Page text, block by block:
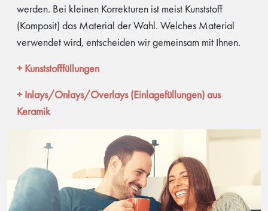
werden. Bei kleinen Korrekturen ist meist Kunststoff
(Komposit) das Material der Wahl. Welches Material
verwendet wird, entscheiden wir gemeinsam mit Ihnen.
+ Kunststofffüllungen
+ Inlays/Onlays/Overlays (Einlagefüllungen) aus
Keramik